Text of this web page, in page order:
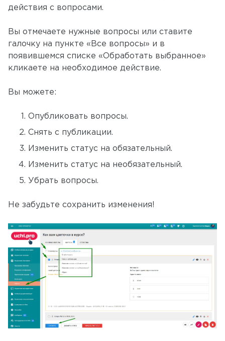
действия с вопросами.
Вы отмечаете нужные вопросы или ставите
галочку на пункте «Все вопросы» и в
появившемся списке «Обработать выбранное»
кликаете на необходимое действие.
Вы можете:
Опубликовать вопросы.
Снять с публикации.
Изменить статус на обязательный.
Изменить статус на необязательный.
Убрать вопросы.
Не забудьте сохранить изменения!